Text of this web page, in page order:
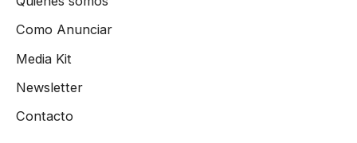
Como Anunciar
Media Kit
Newsletter
Contacto